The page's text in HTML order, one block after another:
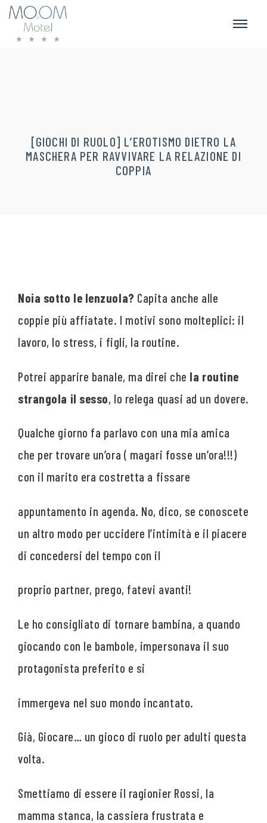
[GIOCHI DI RUOLO] L’EROTISMO DIETRO LA
MASCHERA PER RAVVIVARE LA RELAZIONE DI
COPPIA
Noia sotto le lenzuola? Capita anche alle
coppie più affiatate. I motivi sono molteplici: il
lavoro, lo stress, i figli, la routine.
Potrei apparire banale, ma direi che la routine
strangola il sesso, lo relega quasi ad un dovere.
Qualche giorno fa parlavo con una mia amica
che per trovare un’ora ( magari fosse un’ora!!!)
con il marito era costretta a fissare
appuntamento in agenda. No, dico, se conoscete
un altro modo per uccidere l’intimità e il piacere
di concedersi del tempo con il
proprio partner, prego, fatevi avanti!
Le ho consigliato di tornare bambina, a quando
giocando con le bambole, impersonava il suo
protagonista preferito e si
immergeva nel suo mondo incantato.
Già, Giocare… un gioco di ruolo per adulti questa
volta.
Smettiamo di essere il ragionier Rossi, la
mamma stanca, la cassiera frustrata e